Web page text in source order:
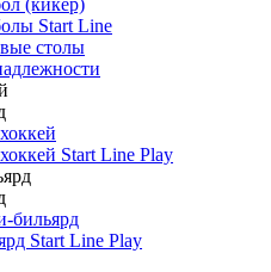
(кикер)
Start Line
столы
Start Line Play
бильярд
Start Line Play